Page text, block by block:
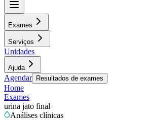
Exames
Serviços
Unidades
Ajuda
Agendar Resultados de exames
Home
Exames
urina jato final
Análises clínicas